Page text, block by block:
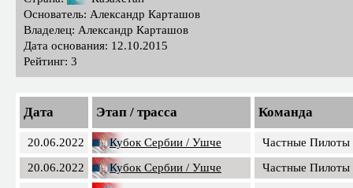
Основатель: Александр Карташов
Владелец: Александр Карташов
Дата основания: 12.10.2015
Рейтинг: 3
Дата Этап / трасса Команда
20.06.2022 Кубок Сербии / Ушче
Частные Пилоты
20.06.2022
Кубок Сербии / Ушче
Частные Пилоты